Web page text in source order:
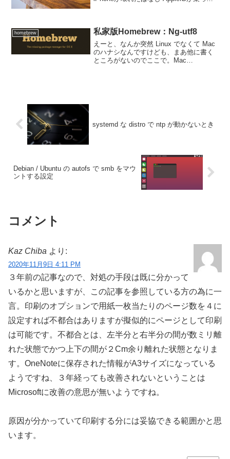
homebrew 私家版Homebrew：Ng-utf8
えーと、なんか突然 Linux でなくて Mac
のハナシなんですけども、まあ他に書く
ところがないのでここで。Mac
systemd な distro で ntp が動かないとき
Debian / Ubuntu の autofs で smb をマウ
ントする設定
コメント
Kaz Chiba より:
2020年11月9日 4:11 PM
３年前の記事なので、対処の手段は既に分かって
いるかと思いますが、この記事を参照している方の為に一
言。印刷のオプションで用紙一枚当たりのページ数を４に
設定すれば不都合はありますが擬似的にページとして印刷
は可能です。不都合とは、左半分と右半分の間が数ミリ離
れた状態でかつ上下の間が２Cm余り離れた状態となりま
す。OneNoteに保存された情報がA3サイズになっている
ようですね、３年経っても改善されないということは
Microsoftに改善の意思が無いようですね。
原因が分かっていて印刷する分には妥協できる範囲かと思
います。